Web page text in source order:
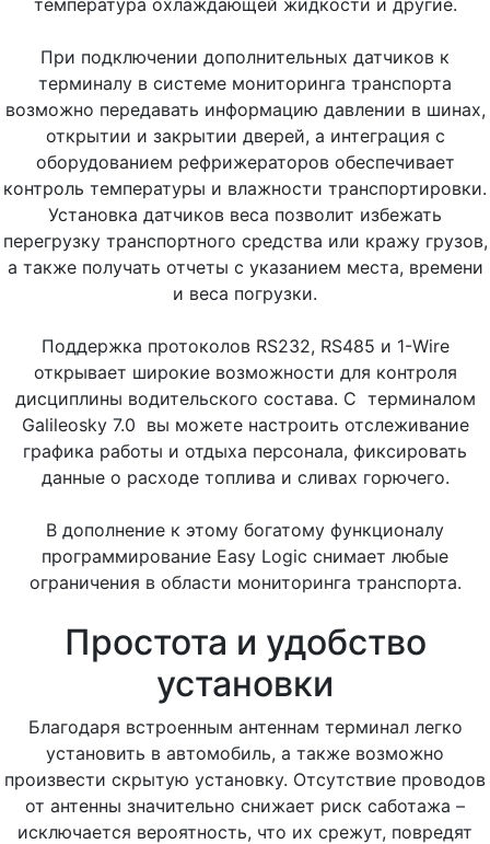
температура охлаждающей жидкости и другие.
При подключении дополнительных датчиков к
терминалу в системе мониторинга транспорта
возможно передавать информацию давлении в шинах,
открытии и закрытии дверей, а интеграция с
оборудованием рефрижераторов обеспечивает
контроль температуры и влажности транспортировки.
Установка датчиков веса позволит избежать
перегрузку транспортного средства или кражу грузов,
а также получать отчеты с указанием места, времени
и веса погрузки.
Поддержка протоколов RS232, RS485 и 1-Wire
открывает широкие возможности для контроля
дисциплины водительского состава. С терминалом
Galileosky 7.0 вы можете настроить отслеживание
графика работы и отдыха персонала, фиксировать
данные о расходе топлива и сливах горючего.
В дополнение к этому богатому функционалу
программирование Easy Logic снимает любые
ограничения в области мониторинга транспорта.
Простота и удобство
установки
Благодаря встроенным антеннам терминал легко
установить в автомобиль, а также возможно
произвести скрытую установку. Отсутствие проводов
от антенны значительно снижает риск саботажа –
исключается вероятность, что их срежут, повредят